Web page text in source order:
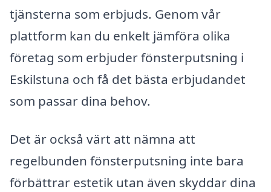
tjänsterna som erbjuds. Genom vår
plattform kan du enkelt jämföra olika
företag som erbjuder fönsterputsning i
Eskilstuna och få det bästa erbjudandet
som passar dina behov.
Det är också värt att nämna att
regelbunden fönsterputsning inte bara
förbättrar estetik utan även skyddar dina